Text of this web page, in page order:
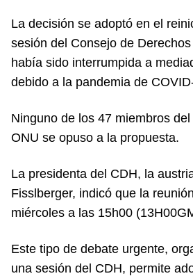
La decisión se adoptó en el
sesión del Consejo de
había sido interrumpida a
debido a la pandemia de
Ninguno de los 47 miembros
ONU se opuso a la propuesta.
La presidenta del CDH, la
Fisslberger, indicó que la
miércoles a las 15h00
Este tipo de debate urgente,
una sesión del CDH, permite